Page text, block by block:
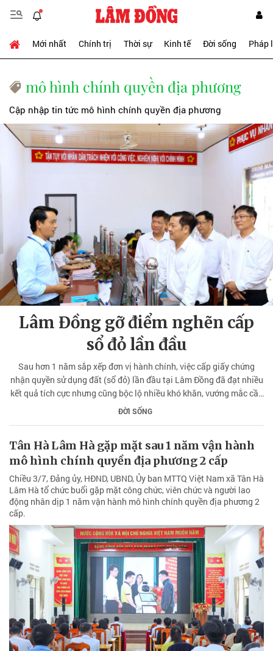
Mới nhất Chính trị Thời sự Kinh tế Đời sống Pháp
mô hình chính quyền địa phương
Cập nhập tin tức mô hình chính quyền địa phương
Lâm Đồng gỡ điểm nghẽn cấp
sổ đỏ lần đầu
Sau hơn 1 năm sắp xếp đơn vị hành chính, việc cấp giấy chứng
nhận quyền sử dụng đất (sổ đỏ) lần đầu tại Lâm Đồng đã đạt nhiều
kết quả tích cực nhưng cũng bộc lộ nhiều khó khăn, vướng mắc cần
sớm tháo gỡ.
ĐỜI SỐNG
Tân Hà Lâm Hà gặp mặt sau 1 năm vận hành
mô hình chính quyền địa phương 2 cấp
Chiều 3/7, Đảng ủy, HĐND, UBND, Ủy ban MTTQ Việt Nam xã Tân Hà
Lâm Hà tổ chức buổi gặp mặt công chức, viên chức và người lao
động nhân dịp 1 năm vận hành mô hình chính quyền địa phương 2
cấp.